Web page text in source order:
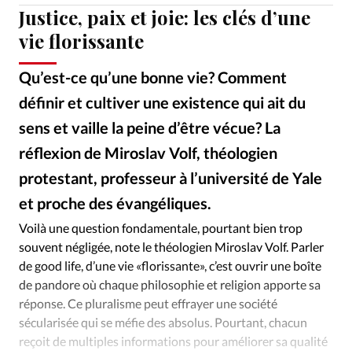
Tous les articles
Faire un don
Emploi
Se connecter
Édition: Internationale
RUBRIQUES
Tous les articles
Actualité chrétienne
Actualité internationale
Chronique
Culture
Dossier
Eglises Foi Génération réveil
Monde
Opinions
Publireportage
Relations Aujourd'hui
Société
Tour du monde des Eglises
Trait d'Ixène
Vécu
Vie Intérieure
Justice, paix et joie: les clés d’une
vie florissante
Qu’est-ce qu’une bonne vie? Comment
définir et cultiver une existence qui ait du
sens et vaille la peine d’être vécue? La
réflexion de Miroslav Volf, théologien
protestant, professeur à l’université de Yale
et proche des évangéliques.
Voilà une question fondamentale, pourtant bien trop
souvent négligée, note le théologien Miroslav Volf. Parler
de good life, d’une vie «florissante», c’est ouvrir une boîte
de pandore où chaque philosophie et religion apporte sa
réponse. Ce pluralisme peut effrayer une société
sécularisée qui se méfie des absolus. Pourtant, chacun
reçoit de multiples informations pour améliorer sa qualité